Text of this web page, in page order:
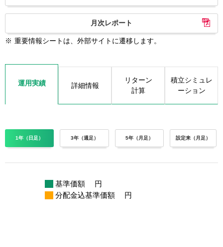
月次レポート
※ 重要情報シートは、外部サイトに遷移します。
運用実績 詳細情報
リターン
計算
積立シミュレ
ーション
1年（日足） 3年（週足） 5年（月足） 設定来（月足）
基準価額
円
分配金込基準価額
円